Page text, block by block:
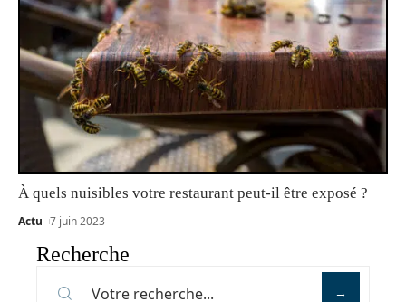
À quels nuisibles votre restaurant peut-il être exposé ?
Actu 7 juin 2023
Recherche